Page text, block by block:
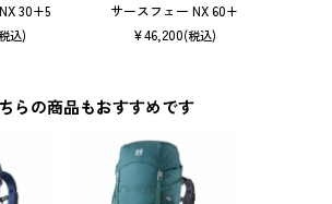
30+5
込)
サースフェー NX 60+
¥46,200(税込)
らの商品もおすすめです